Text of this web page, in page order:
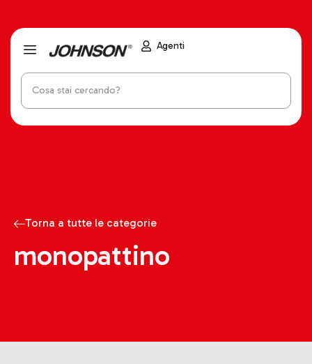
Agenti
Torna a tutte le categorie
monopattino